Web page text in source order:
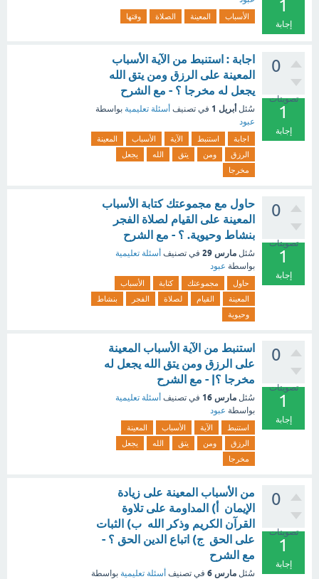
1
إجابة
الأسباب المعينة الصلاة وقتها
0
تصويتات
1
إجابة
اجابة : استنبط من الآية الأسباب
المعينة على الرزق ومن يتق الله
يجعل له مخرجا ؟ - مع الشرح
سُئل أبريل 1 في تصنيف أسئلة تعليمية بواسطة
عبود
اجابة استنبط الآية الأسباب
المعينة
الرزق
ومن يتق الله
يجعل
مخرجا
0
تصويتات
1
إجابة
حاول مع مجموعتك كتابة الأسباب
المعينة على القيام لصلاة الفجر
بنشاط وحيوية. ؟ - مع الشرح
سُئل مارس 29 في تصنيف أسئلة تعليمية
بواسطة عبود
حاول مجموعتك كتابة
الأسباب
المعينة
القيام لصلاة الفجر
بنشاط
وحيوية
0
تصويتات
1
إجابة
استنبط من الآية الأسباب المعينة
على الرزق ومن يتق الله يجعل له
مخرجا ؟| - مع الشرح
سُئل مارس 16 في تصنيف أسئلة تعليمية
بواسطة عبود
استنبط الآية الأسباب
المعينة
الرزق
ومن يتق الله
يجعل
مخرجا
0
تصويتات
1
إجابة
من الأسباب المعينة على زيادة
الإيمان أ) المداومة على تلاوة
القرآن الكريم وذكر الله ب) الثبات
على الحق ج) اتباع الدين الحق ؟ -
مع الشرح
سُئل مارس 6 في تصنيف أسئلة تعليمية بواسطة